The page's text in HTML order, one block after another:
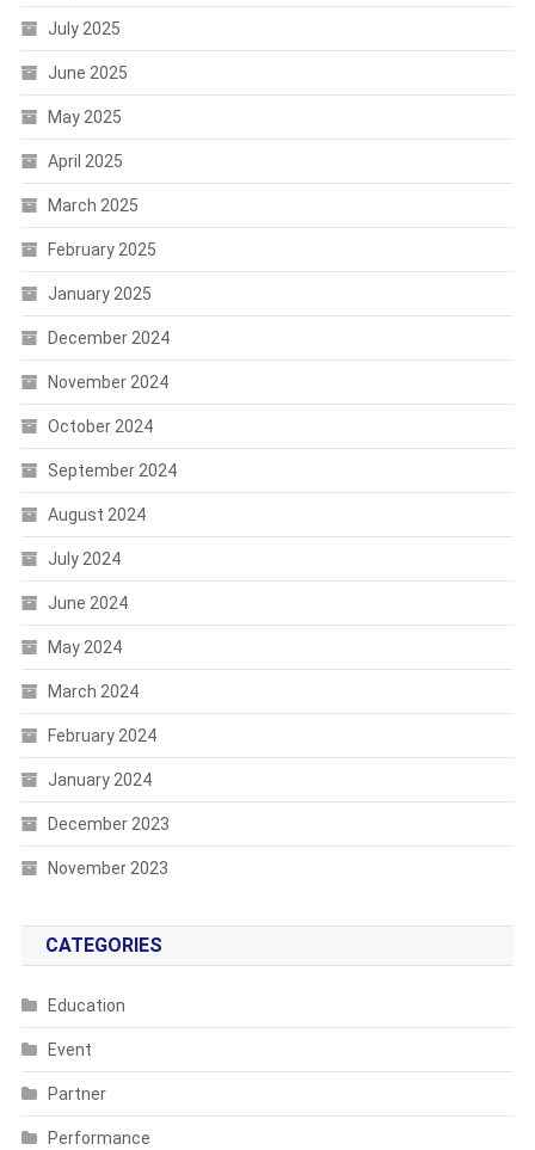
July 2025
June 2025
May 2025
April 2025
March 2025
February 2025
January 2025
December 2024
November 2024
October 2024
September 2024
August 2024
July 2024
June 2024
May 2024
March 2024
February 2024
January 2024
December 2023
November 2023
CATEGORIES
Education
Event
Partner
Performance